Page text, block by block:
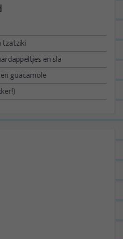
tzatziki
en sla
guacamole